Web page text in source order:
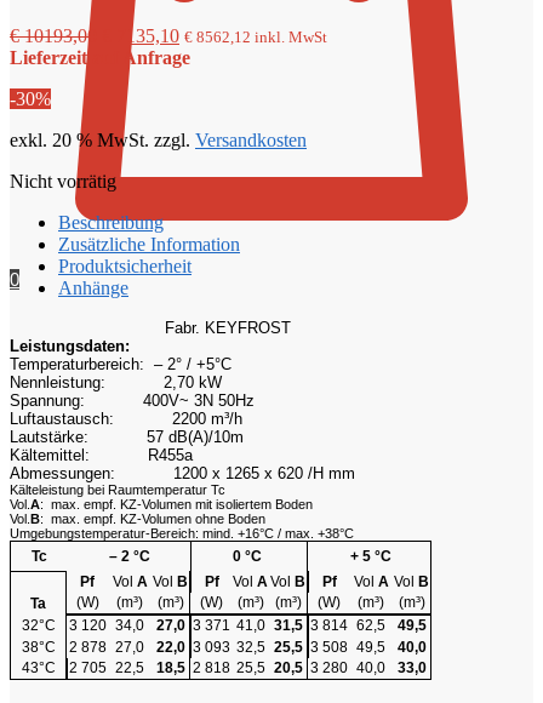
0
€10193,00
Ursprünglicher
Preis
war:
€ 10193,00
7135,10Aktueller
Preis
€ 8562,12 inkl. MwSt
Lieferzeit auf Anfrage
-30%
exkl. 20 % MwSt. zzgl. Versandkosten
Nicht vorrätig
Beschreibung
Zusätzliche Information
Produktsicherheit
Anhänge
Fabr. KEYFROST
Leistungsdaten:
Temperaturbereich: – 2° / +5°C
Nennleistung:
2,70 kW
Spannung:
400V~ 3N 50Hz
Luftaustausch:
2200 m³/h
Lautstärke:
57 dB(A)/10m
Kältemittel:
R455a
Abmessungen:
1200 x 1265 x 620 /H mm
Kälteleistung bei Raumtemperatur Tc
Vol.A: max. empf. KZ-Volumen mit isoliertem Boden
Vol. B: max. empf. KZ-Volumen ohne Boden
Umgebungstemperatur-Bereich: mind. +16°C / max. +38°C
Tc – 2 °C 0 °C
+ 5 °C
Pf
Vol A Vol B Pf Vol AVol B Pf Vol A Vol B
Ta
(W) (m³) (m³) (W) (m³) (m³) (W) (m³)
(m³)
32°C
3 120 34,0 27,0 3 371 41,0 31,5 3 814 62,5
49,5
38°C
2 878 27,0 22,0 3 093 32,5 25,5 3 508 49,5
40,0
43°C
2 705 22,5 18,5 2 818 25,5 20,5 3 280 40,0 33,0